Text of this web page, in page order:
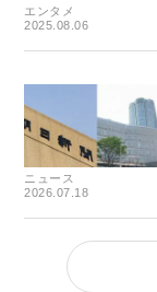
エンタメ
2025.08.06
ニュース
2026.07.18